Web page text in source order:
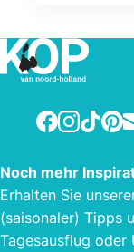
und
die
Facebook
Instagram
TikTok
Noch mehr
Erhalten Sie
(saisonaler) Tipps
Tagesausflug oder